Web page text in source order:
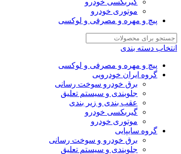
گیربکسی خودرو
موتوری خودرو
پیچ و مهره و مصرفی و لوکسی
انتخاب دسته بندی
پیچ و مهره و مصرفی و لوکسی
گروه ایران خودرویی
برق خودرو سوخت رسانی
جلوبندی و سیستم تعلیق
عقب بندی و زیر بندی
گیربکسی خودرو
موتوری خودرو
گروه سایپایی
برق خودرو و سوخت رسانی
جلوبندی و سیستم تعلیق